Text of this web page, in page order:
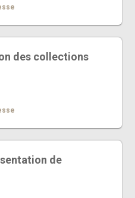
des collections
de